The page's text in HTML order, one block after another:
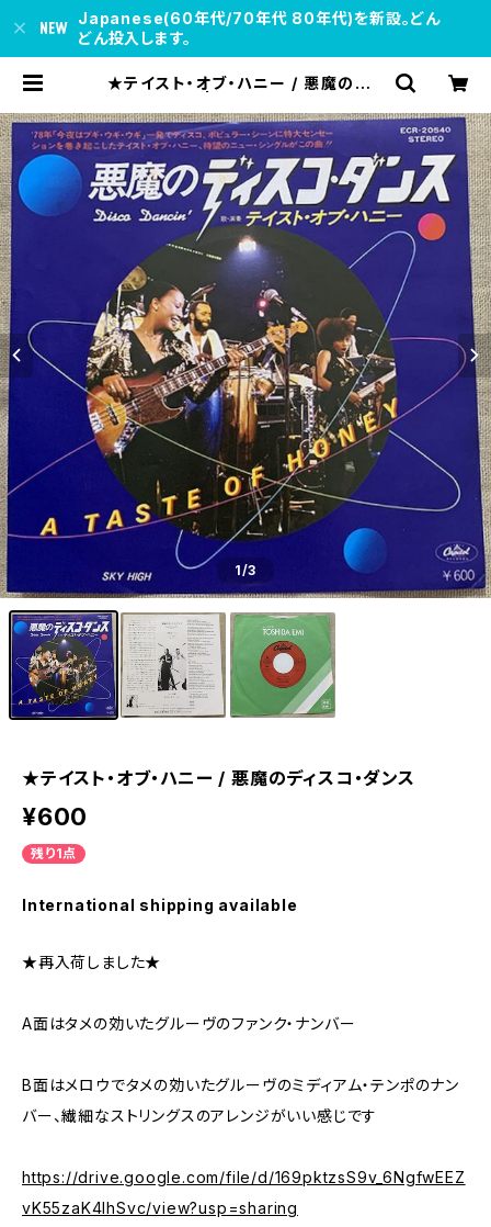
Japanese(60年代/70年代 80年代)を新設。どん
どん投入します。
★テイスト・オブ・ハニー / 悪魔のディ
rds
1/3
★テイスト・オブ・ハニー / 悪魔のディスコ・ダンス
¥600
残り1点
International shipping available
★再入荷しました★
A面はタメの効いたグルーヴのファンク・ナンバー
B面はメロウでタメの効いたグルーヴのミディアム・テンポのナン
バー、繊細なストリングスのアレンジがいい感じです
https://drive.google.com/file/d/169pktzsS9v_6NgfwEEZ
vK55zaK4lhSvc/view?usp=sharing